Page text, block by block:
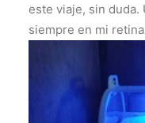
este viaje, sin duda.
siempre en mi